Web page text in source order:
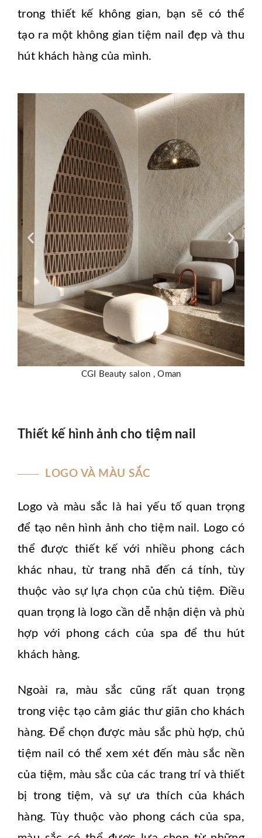
trong thiết kế không gian, bạn sẽ có thể
tạo ra một không gian tiệm nail đẹp và thu
hút khách hàng của mình.
CGI Beauty salon , Oman
Thiết kế hình ảnh cho tiệm nail
LOGO VÀ MÀU SẮC
Logo và màu sắc là hai yếu tố quan trọng
để tạo nên hình ảnh cho tiệm nail. Logo có
thể được thiết kế với nhiều phong cách
khác nhau, từ trang nhã đến cá tính, tùy
thuộc vào sự lựa chọn của chủ tiệm. Điều
quan trọng là logo cần dễ nhận diện và phù
hợp với phong cách của spa để thu hút
khách hàng.
Ngoài ra, màu sắc cũng rất quan trọng
trong việc tạo cảm giác thư giãn cho khách
hàng. Để chọn được màu sắc phù hợp, chủ
tiệm nail có thể xem xét đến màu sắc nền
của tiệm, màu sắc của các trang trí và thiết
bị trong tiệm, và sự ưa thích của khách
hàng. Tùy thuộc vào phong cách của spa,